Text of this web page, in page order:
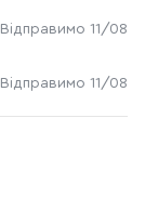
Відправимо 11/08
Відправимо 11/08